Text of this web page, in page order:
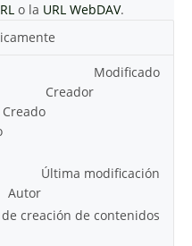
o la URL WebDAV.
Modificado
Creador
Creado
Última modificación
Autor
de creación de contenidos